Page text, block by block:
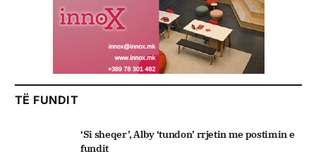
TË FUNDIT
‘Si sheqer’, Alby ‘tundon’ rrjetin me postimin e
fundit